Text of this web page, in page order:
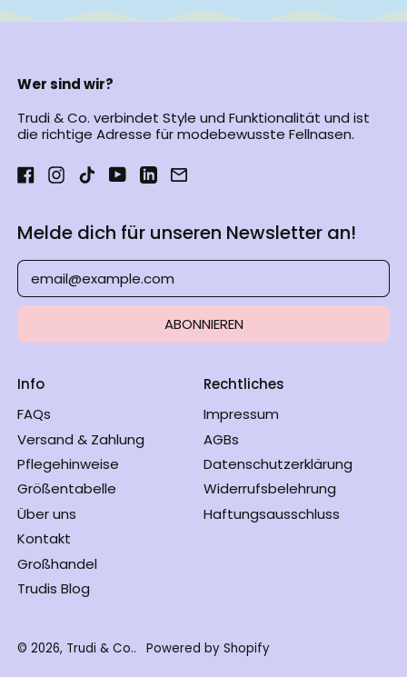
Wer sind wir?
Trudi & Co. verbindet Style und Funktionalität und ist
die richtige Adresse für modebewusste Fellnasen.
FacebookInstagram
TikTokYouTube
LinkedInEmail
Melde dich für unseren Newsletter an!
E-Mail-Adresse
ABONNIEREN
Info
FAQs
Versand & Zahlung
Pflegehinweise
Größentabelle
Über uns
Kontakt
Großhandel
Trudis Blog
Rechtliches
Impressum
AGBs
Datenschutzerklärung
Widerrufsbelehrung
Haftungsausschluss
© 2026, Trudi & Co.. Powered by Shopify
Kroatien (EUR €)
Lettland (EUR €)
Liechtenstein (CHF
Litauen (EUR €)
Malta (EUR €)
Niederlande (EUR
€)
Norwegen (NOK kr)
Portugal (EUR €)
Rumänien (RON Lei)
Schweden (SEK kr)
Schweiz (CHF CHF)
Slowakei (EUR €)
Slowenien (EUR €)
Spanien (EUR €)